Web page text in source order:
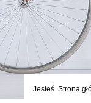
Jesteś Strona